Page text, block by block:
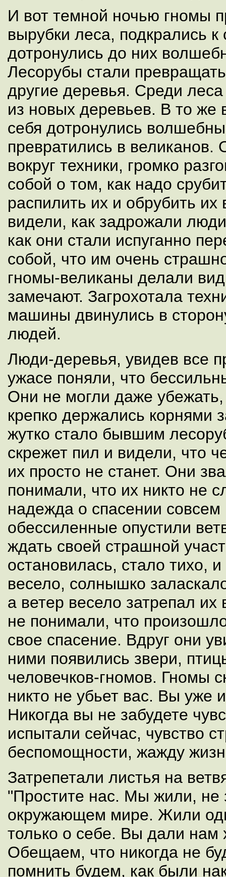
И вот темной ночью гномы
вырубки леса, подкрались
дотронулись до них
Лесорубы стали
другие деревья. Среди
из новых деревьев. В то же
себя дотронулись
превратились в великанов.
вокруг техники, громко
собой о том, как надо
распилить их и обрубить
видели, как задрожали
как они стали испуганно
собой, что им очень
гномы-великаны делали
замечают. Загрохотала
машины двинулись в
людей.
Люди-деревья, увидев все
ужасе поняли, что
Они не могли даже убежать,
крепко держались корнями
жутко стало бывшим
скрежет пил и видели, что
их просто не станет. Они
понимали, что их никто не
надежда о спасении совсем
обессиленные опустили
ждать своей страшной
остановилась, стало тихо,
весело, солнышко
а ветер весело затрепал
не понимали, что
свое спасение. Вдруг они
ними появились звери,
человечков-гномов. Гномы
никто не убьет вас. Вы уже
Никогда вы не забудете
испытали сейчас, чувство
беспомощности, жажду
Затрепетали листья на
"Простите нас. Мы жили, не
окружающем мире. Жили
только о себе. Вы дали нам
Обещаем, что никогда не
помнить будем, как были